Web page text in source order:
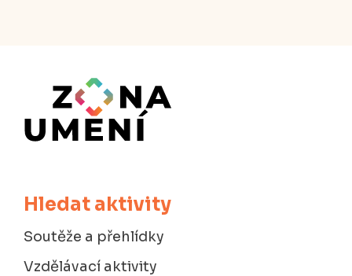
Hledat aktivity
Soutěže a přehlídky
Vzdělávací aktivity